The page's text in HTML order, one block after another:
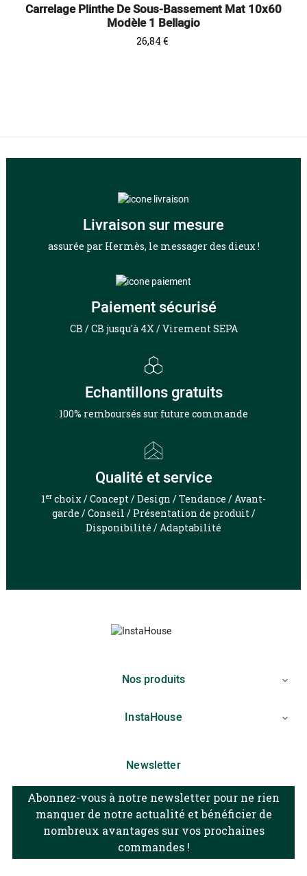
Carrelage Plinthe De Sous-Bassement Mat 10x60
Modèle 1 Bellagio
Prix
26,84 €
Livraison sur mesure
assurée par Hermès, le messager des dieux !
Paiement sécurisé
CB / CB jusqu'à 4X / Virement SEPA
Echantillons gratuits
100% remboursés sur future commande
Qualité et service
1er choix / Concept / Design / Tendance / Avant-
garde / Conseil / Présentation de produit /
Disponibilité / Adaptabilité
Nos produits 
InstaHouse 
Newsletter
Abonnez-vous à notre newsletter pour ne rien
manquer de notre actualité et bénéficier de
nombreux avantages sur vos prochaines
commandes !